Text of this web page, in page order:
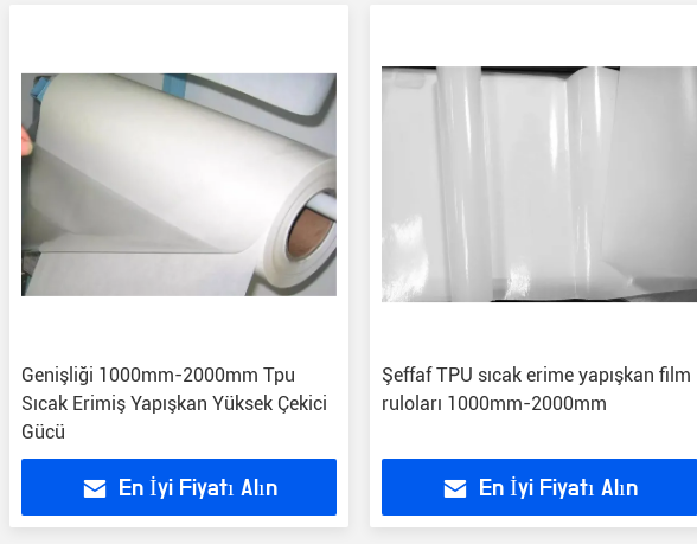
Genişliği 1000mm-2000mm Tpu
Sıcak Erimiş Yapışkan Yüksek Çekici
Gücü
En İyi Fiyatı Alın
Şeffaf TPU sıcak erime yapışkan film
ruloları 1000mm-2000mm
En İyi Fiyatı Alın